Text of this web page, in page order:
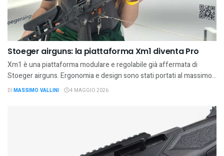
Stoeger airguns: la piattaforma Xm1 diventa Pro
Xm1 è una piattaforma modulare e regolabile già affermata di
Stoeger airguns. Ergonomia e design sono stati portati al massimo...
DI MASSIMO VALLINI 4 MAGGIO 2026